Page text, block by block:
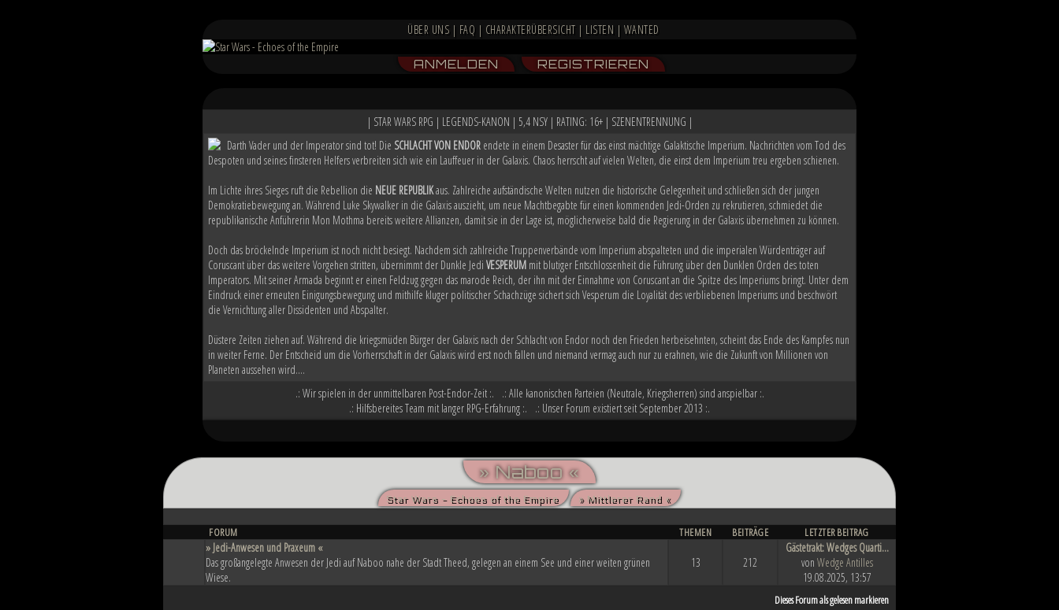
ÜBER UNS | FAQ | CHARAKTERÜBERSICHT | LISTEN | WANTED
ANMELDEN REGISTRIEREN
| STAR WARS RPG | LEGENDS-KANON | 5,4 NSY | RATING: 16+ | SZENENTRENNUNG |
Darth Vader und der Imperator sind tot! Die SCHLACHT VON ENDOR endete in einem Desaster für das einst mächtige Galaktische Imperium. Nachrichten vom Tod des
Despoten und seines finsteren Helfers verbreiten sich wie ein Lauffeuer in der Galaxis. Chaos herrscht auf vielen Welten, die einst dem Imperium treu ergeben schienen.
Im Lichte ihres Sieges ruft die Rebellion die NEUE REPUBLIKaus. Zahlreiche aufständische Welten nutzen die historische Gelegenheit und schließen sich der jungen
Demokratiebewegung an. Während Luke Skywalker in die Galaxis auszieht, um neue Machtbegabte für einen kommenden Jedi-Orden zu rekrutieren, schmiedet die
republikanische Anführerin Mon Mothma bereits weitere Allianzen, damit sie in der Lage ist, möglicherweise bald die Regierung in der Galaxis übernehmen zu können.
Doch das bröckelnde Imperium ist noch nicht besiegt. Nachdem sich zahlreiche Truppenverbände vom Imperium abspalteten und die imperialen Würdenträger auf
Coruscant über das weitere Vorgehen stritten, übernimmt der Dunkle Jedi VESPERUM mit blutiger Entschlossenheit die Führung über den Dunklen Orden des toten
Imperators. Mit seiner Armada beginnt er einen Feldzug gegen das marode Reich, der ihn mit der Einnahme von Coruscant an die Spitze des Imperiums bringt. Unter dem
Eindruck einer erneuten Einigungsbewegung und mithilfe kluger politischer Schachzüge sichert sich Vesperum die Loyalität des verbliebenen Imperiums und beschwört
die Vernichtung aller Dissidenten und Abspalter.
Düstere Zeiten ziehen auf. Während die kriegsmüden Bürger der Galaxis nach der Schlacht von Endor noch den Frieden herbeisehnten, scheint das Ende des Kampfes nun
in weiter Ferne. Der Entscheid um die Vorherrschaft in der Galaxis wird erst noch fallen und niemand vermag auch nur zu erahnen, wie die Zukunft von Millionen von
Planeten aussehen wird....
.: Wir spielen in der unmittelbaren Post-Endor-Zeit :. .: Alle kanonischen Parteien (Neutrale, Kriegsherren) sind anspielbar :.
.: Hilfsbereites Team mit langer RPG-Erfahrung :. .: Unser Forum existiert seit September 2013 :.
» Naboo «
Star Wars - Echoes of the Empire » Mittlerer Rand «
FORUM THEMEN BEITRÄGE LETZTER BEITRAG
» Jedi-Anwesen und Praxeum «
Das großangelegte Anwesen der Jedi auf Naboo nahe der Stadt Theed, gelegen an einem See und einer weiten grünen
Wiese.
13 212
Gästetrakt: Wedges Quarti...
von Wedge Antilles
19.08.2025, 13:57
Dieses Forum als gelesen markieren